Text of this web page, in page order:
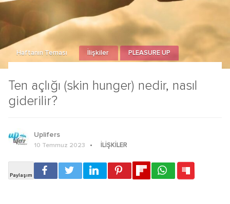
Ten açlığı (skin hunger) nedir, nasıl
giderilir?
Haftanın Teması İlişkiler PLEASURE UP
Uplifers
10 Temmuz 2023 İLIŞKILER